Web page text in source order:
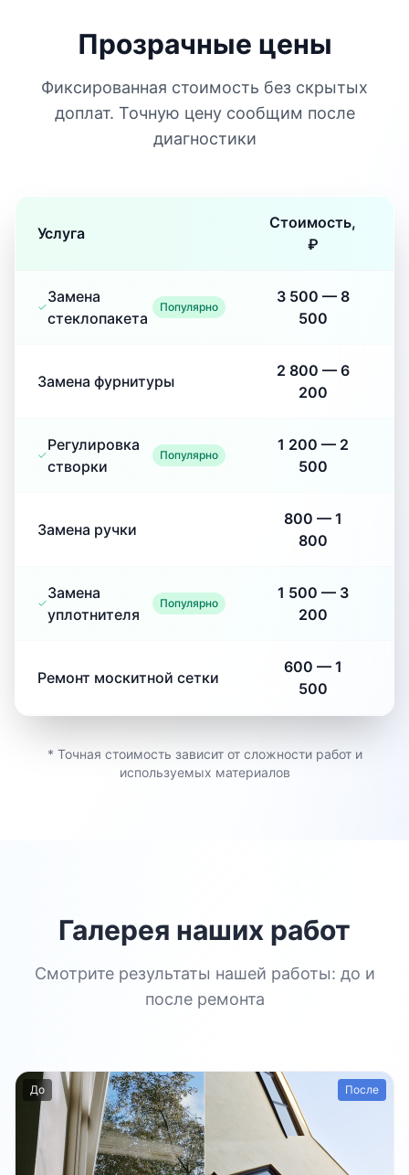
Прозрачные цены
Фиксированная стоимость без скрытых
доплат. Точную цену сообщим после
диагностики
Услуга
Стоимость,
₽
Замена
стеклопакета
Популярно
3 500 — 8
500
Замена фурнитуры
2 800 — 6
200
Регулировка
створки
Популярно
1 200 — 2
500
Замена ручки
800 — 1
800
Замена
уплотнителя
Популярно
1 500 — 3
200
Ремонт москитной сетки
600 — 1
500
* Точная стоимость зависит от сложности работ и
используемых материалов
Галерея наших работ
Смотрите результаты нашей работы: до и
после ремонта
До После